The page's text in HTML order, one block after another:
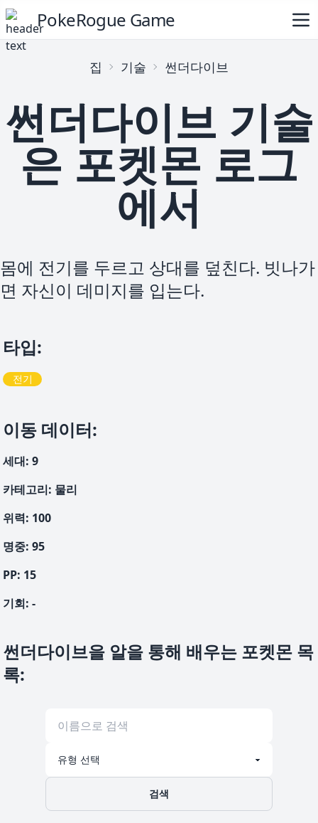
PokeRogue Game
집 기술 썬더다이브
썬더다이브 기술
은 포켓몬 로그
에서
몸에 전기를 두르고 상대를 덮친다. 빗나가
면 자신이 데미지를 입는다.
타입:
전기
이동 데이터:
세대: 9
카테고리: 물리
위력: 100
명중: 95
PP: 15
기회: -
썬더다이브을 알을 통해 배우는 포켓몬 목
록:
검색